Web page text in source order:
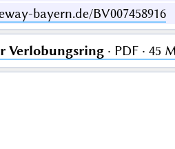
bayern.de/BV007458916
Verlobungsring· PDF · 45